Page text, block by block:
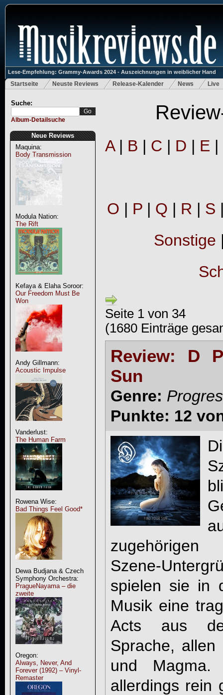
Lese-Empfehlung: Grammy-Awards 2024 - Auszeichnungen in weiblicher Hand
Startseite Neuste Reviews Release-Kalender News Live
Suche:
Album-Detailsuche
Neue Reviews
Maquina:
Body Transmission
Modula Nation:
The Rift
Kefaya & Elaha Soroor:
Our Freedom Must Be
Won
Andy Gillmann:
Acoustic Impulse
Vanderlust:
The Human Farm
Rowena Wise:
Bad Things Feel Good*
Dewa Budjana & Czech
Symphony Orchestra:
PragueNayama – die
zweite
Oregon:
Always, Never, And
Forever (1992) – Vinyl-
Remaster
A| B | C | D | E |
O | P | Q | R | S
Sonstige
Seite 1 von 34
(1680 Einträge
Review: D
Sun
Genre:
Punkte: 12
Szene-
spielen sie in
Musik eine
Acts aus
Sprache, allen
und Magma.
allerdings rein